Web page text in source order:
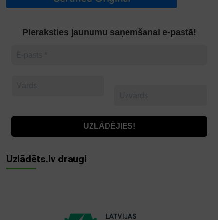
Pieraksties jaunumu saņemšanai e-pastā!
Uzlādēts.lv draugi